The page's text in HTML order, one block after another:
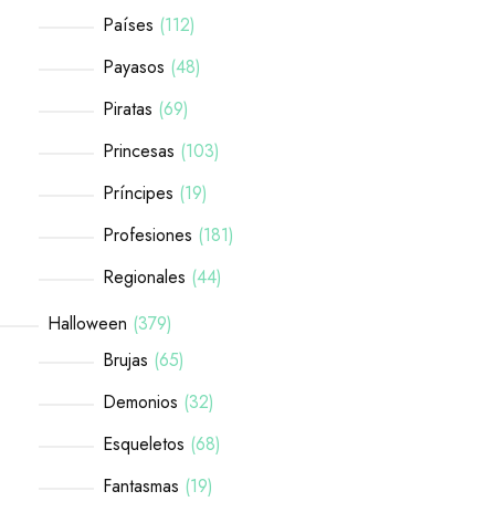
Países 112
Payasos 48
Piratas 69
Princesas 103
Príncipes 19
Profesiones 181
Regionales 44
Halloween 379
Brujas 65
Demonios 32
Esqueletos 68
Fantasmas 19